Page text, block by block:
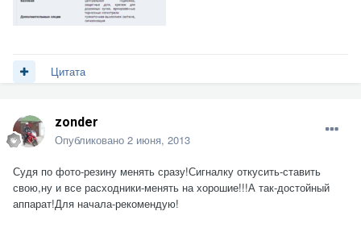
Цитата
zonder
Опубликовано 2 июня, 2013
Судя по фото-резину менять сразу!Сигналку откусить-ставить
свою,ну и все расходники-менять на хорошие!!!А так-достойный
аппарат!Для начала-рекомендую!